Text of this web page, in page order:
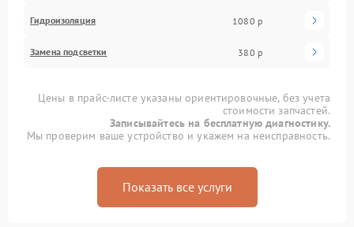
Гидроизоляция 1080 р
Замена подсветки 380 р
Цены в прайс-листе указаны ориентировочные, без учета
стоимости запчастей.
Записывайтесь на бесплатную диагностику.
Мы проверим ваше устройство и укажем на неисправность.
Показать все услуги